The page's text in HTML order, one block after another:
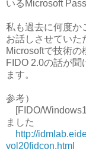
いるMicrosoft
私も過去に何度か
お話しさせていた
Microsoftで技術
FIDO 2.0の話が
ます。
参考）
[FIDO/
ました
http://
vol20fidcon.html